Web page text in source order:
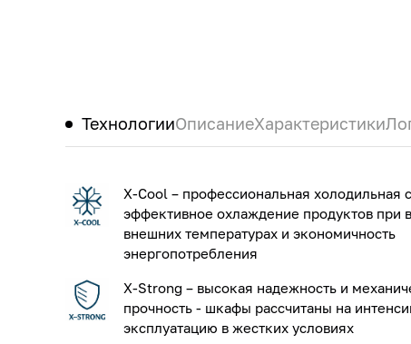
ТехнологииОписаниеХарактеристики
X-Cool – профессиональная холодильная
эффективное охлаждение продуктов при
внешних температурах и экономичность
энергопотребления
X-Strong – высокая надежность и
прочность - шкафы рассчитаны на
эксплуатацию в жестких условиях